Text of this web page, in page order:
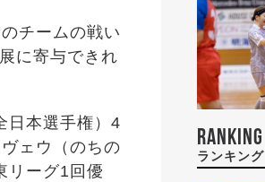
チームの戦い
に寄与できれ
日本選手権）4
ェウ（のちの
リーグ1回優
RANKING
ランキング